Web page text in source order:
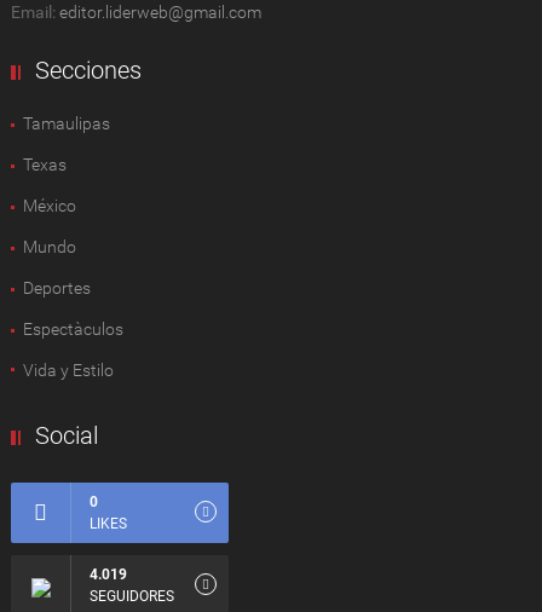
Email: editor.liderweb@gmail.com
Secciones
Tamaulipas
Texas
México
Mundo
Deportes
Espectàculos
Vida y Estilo
Social
0
LIKES
4.019
SEGUIDORES